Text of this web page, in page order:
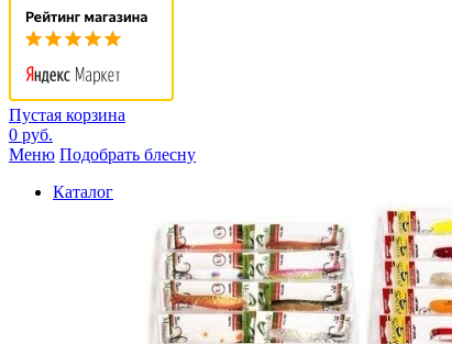
Пустая корзина
0 руб.
Меню Подобрать блесну
Каталог